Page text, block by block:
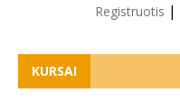
Registruotis |
KURSAI